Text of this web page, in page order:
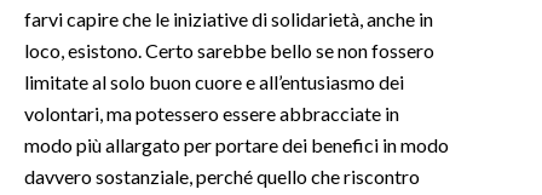
INFO AZIENDE
ABBONATI
ANNUNCI
NECROLOGI
farvi capire che le iniziative di solidarietà, anche in
loco, esistono. Certo sarebbe bello se non fossero
limitate al solo buon cuore e all’entusiasmo dei
volontari, ma potessero essere abbracciate in
modo più allargato per portare dei benefici in modo
davvero sostanziale, perché quello che riscontro